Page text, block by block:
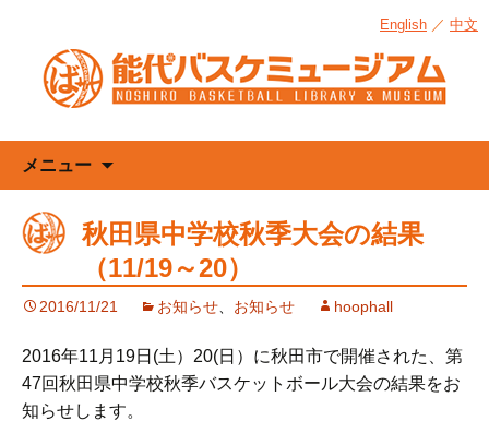
English ／ 中文
メニュー
ン
ツ
へ
ス
ッ
秋田県中学校秋季大会の結果
（11/19～20）
2016/11/21 お知らせ お知らせ hoophall
2016年11月19日(土）20(日）に秋田市で開催された、第
47回秋田県中学校秋季バスケットボール大会の結果をお
知らせします。